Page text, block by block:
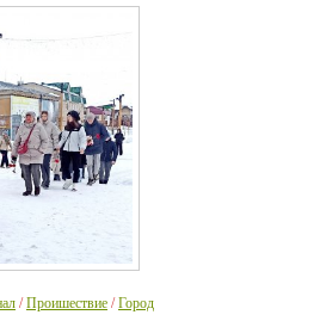
/Проишествие /Город